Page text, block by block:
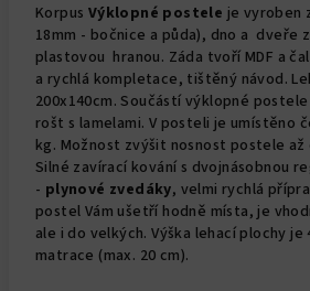
Korpus Výklopné postele je vyroben
18mm - bočnice a půda), dno a dveře
plastovou hranou. Záda tvoří MDF a
a rychlá kompletace, tištěný návod.
200x140cm. Součástí výklopné
rošt s lamelami. V posteli je umístěno
kg. Možnost zvýšit nosnost postele
Silné zavírací kování s dvojnásobnou
- plynové zvedáky, velmi rychlá
postel Vám ušetří hodně místa, je
ale i do velkých. Výška lehací plochy je
matrace (max. 20 cm).